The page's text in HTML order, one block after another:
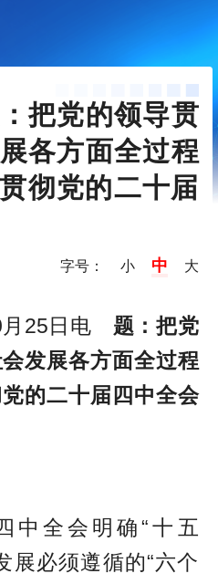
把党的领导贯
各方面全过程
彻党的二十届
字号： 小 中 大
月25日电 题：把党
发展各方面全过程
的二十届四中全会
中全会明确“十五
展必须遵循的“六个